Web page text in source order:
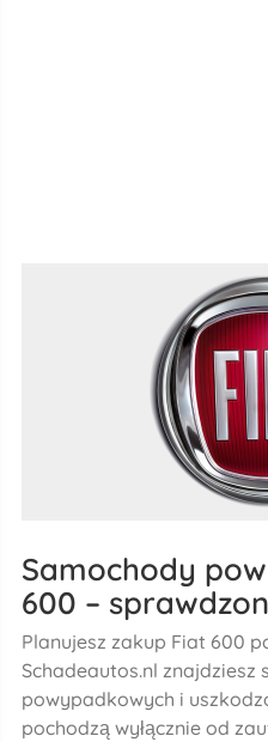
Samochody
600 –
Planujesz zakup Fiat 600
Schadeautos.nl
powypadkowych i
pochodzą wyłącznie od